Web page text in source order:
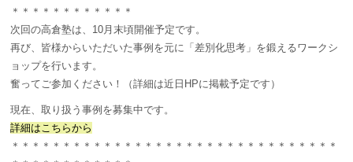
＊＊＊＊＊＊＊＊＊＊＊＊
次回の高倉塾は、10月末頃開催予定です。
再び、皆様からいただいた事例を元に「差別化思考」を鍛えるワークシ
ョップを行います。
奮ってご参加ください！（詳細は近日HPに掲載予定です）
現在、取り扱う事例を募集中です。
詳細はこちらから
＊＊＊＊＊＊＊＊＊＊＊＊＊＊＊＊＊＊＊＊＊＊＊＊＊＊＊＊＊＊＊＊